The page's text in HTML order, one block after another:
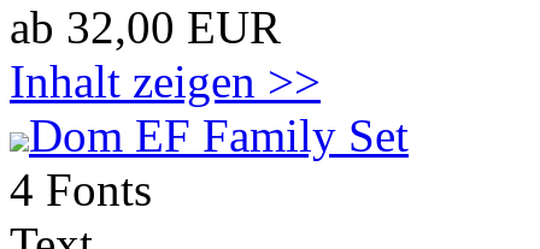
ab 32,00 EUR
Inhalt zeigen >>
Dom EF Family Set
4 Fonts